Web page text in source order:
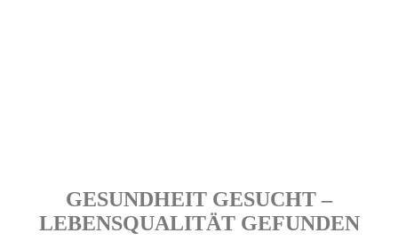
GESUNDHEIT GESUCHT –
LEBENSQUALITÄT GEFUNDEN